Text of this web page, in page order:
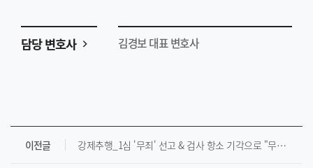
담당 변호사 김경보 대표 변호사
이전글 강제추행_1심 '무죄' 선고 & 검사 항소 기각으로 "무죄 확정"